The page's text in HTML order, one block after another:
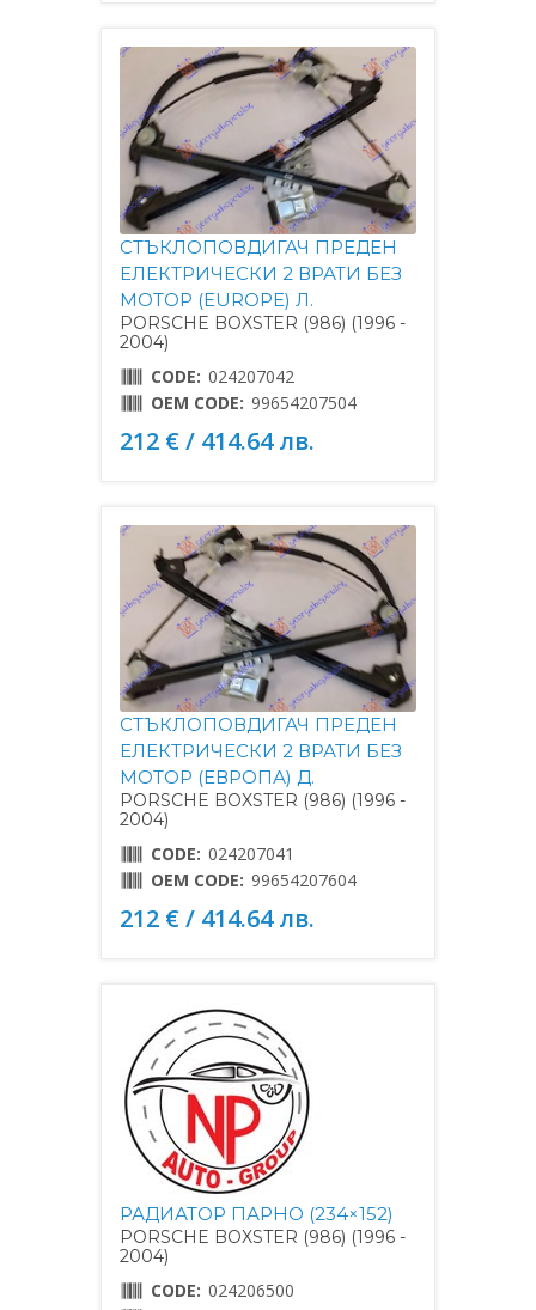
СТЪКЛОПОВДИГАЧ ПРЕДЕН
ЕЛЕКТРИЧЕСКИ 2 ВРАТИ БЕЗ
МОТОР (EUROPE) Л.
PORSCHE BOXSTER (986) (1996 -
2004)
CODE: 024207042
OEM CODE: 99654207504
212 € / 414.64 лв.
СТЪКЛОПОВДИГАЧ ПРЕДЕН
ЕЛЕКТРИЧЕСКИ 2 ВРАТИ БЕЗ
МОТОР (ЕВРОПА) Д.
PORSCHE BOXSTER (986) (1996 -
2004)
CODE: 024207041
OEM CODE: 99654207604
212 € / 414.64 лв.
РАДИАТОР ПАРНО (234×152)
PORSCHE BOXSTER (986) (1996 -
2004)
CODE: 024206500